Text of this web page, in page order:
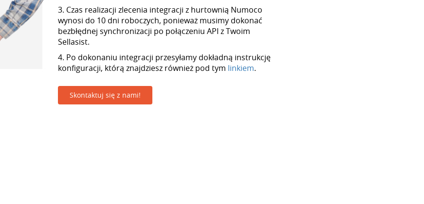
3. Czas realizacji zlecenia integracji z hurtownią Numoco
wynosi do 10 dni roboczych, ponieważ musimy dokonać
bezbłędnej synchronizacji po połączeniu API z Twoim
Sellasist.
4. Po dokonaniu integracji przesyłamy dokładną instrukcję
konfiguracji, którą znajdziesz również pod tym linkiem.
Skontaktuj się z nami!